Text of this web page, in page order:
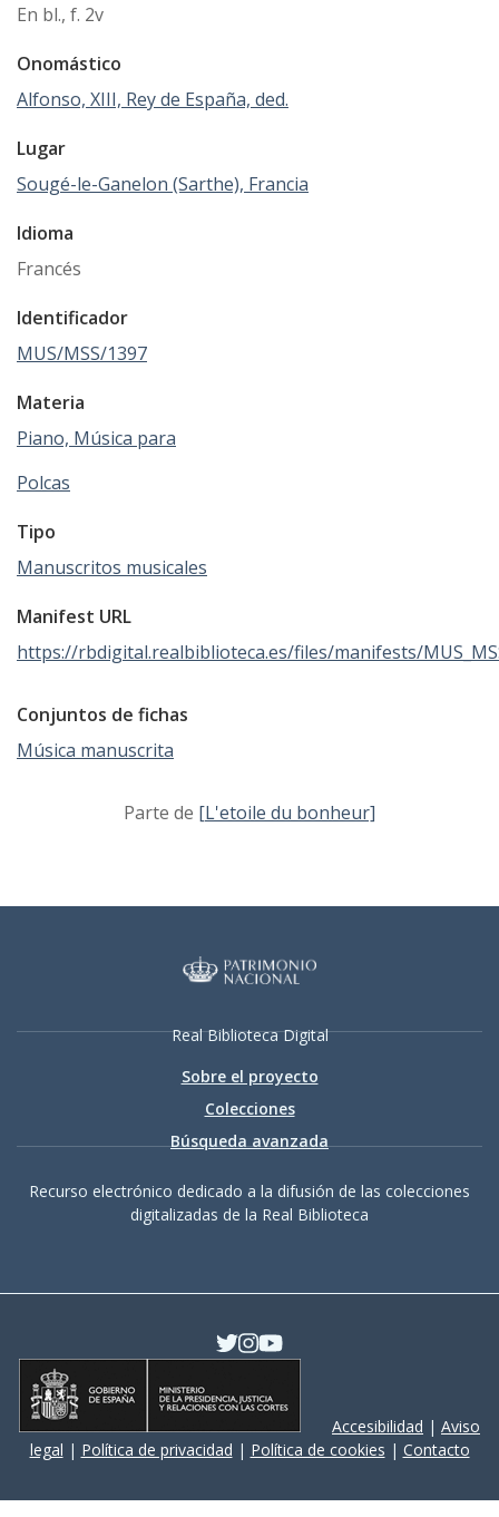
En bl., f. 2v
Onomástico
Alfonso, XIII, Rey de España, ded.
Lugar
Sougé-le-Ganelon (Sarthe), Francia
Idioma
Francés
Identificador
MUS/MSS/1397
Materia
Piano, Música para
Polcas
Tipo
Manuscritos musicales
Manifest URL
https://rbdigital.realbiblioteca.es/files/manifests/
Conjuntos de fichas
Música manuscrita
Parte de [L'etoile du bonheur]
Real Biblioteca Digital
Sobre el proyecto
Colecciones
Búsqueda avanzada
Recurso electrónico dedicado a la difusión de las colecciones
digitalizadas de la Real Biblioteca
Accesibilidad | Aviso
legal | Política de privacidad | Política de cookies | Contacto